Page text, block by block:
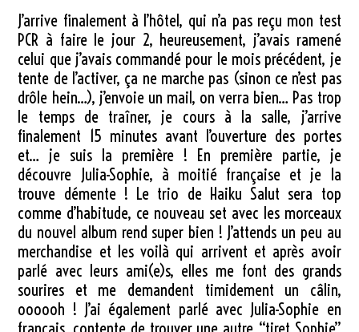
J’arrive finalement à l’hôtel, qui n’a pas reçu mon test
PCR à faire le jour 2, heureusement, j’avais ramené
celui que j’avais commandé pour le mois précédent, je
tente de l’activer, ça ne marche pas (sinon ce n’est pas
drôle hein…), j’envoie un mail, on verra bien… Pas trop
le temps de traîner, je cours à la salle, j’arrive
finalement 15 minutes avant l’ouverture des portes
et… je suis la première ! En première partie, je
découvre Julia-Sophie, à moitié française et je la
trouve démente ! Le trio de Haiku Salut sera top
comme d’habitude, ce nouveau set avec les morceaux
du nouvel album rend super bien ! J’attends un peu au
merchandise et les voilà qui arrivent et après avoir
parlé avec leurs ami(e)s, elles me font des grands
sourires et me demandent timidement un câlin,
oooooh ! J’ai également parlé avec Julia-Sophie en